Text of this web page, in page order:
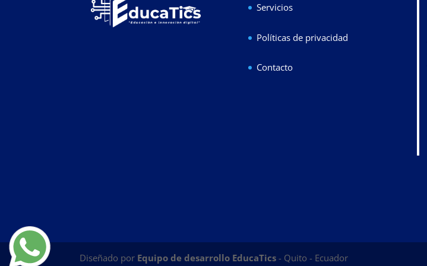
Servicios
Políticas de privacidad
Contacto
Diseñado por Equipo de desarrollo EducaTics- Quito - Ecuador